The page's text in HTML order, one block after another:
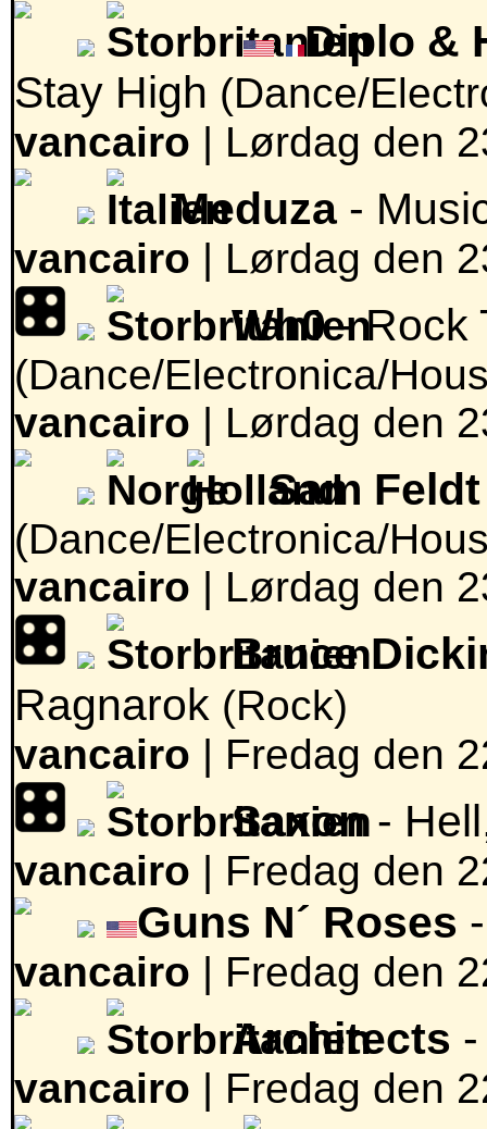
Diplo &
Stay High (Dance/
vancairo | Lørdag den
Meduza -
vancairo | Lørdag den
Wh0- Rock
(Dance/Electronica/
vancairo | Lørdag den
Sam
(Dance/Electronica/
vancairo | Lørdag den
Bruce
Ragnarok (Rock)
vancairo | Fredag den
Saxon-
vancairo | Fredag den
Guns N´ Roses
vancairo | Fredag den
Architects
vancairo | Fredag den